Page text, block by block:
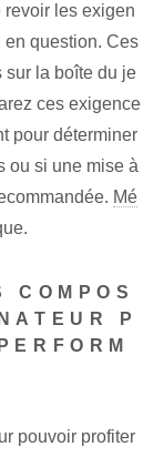
revoir les exigen
question. Ces
sur la boîte du je
ces exigence
pour déterminer
ou si une mise à
Mé
P
pouvoir profiter